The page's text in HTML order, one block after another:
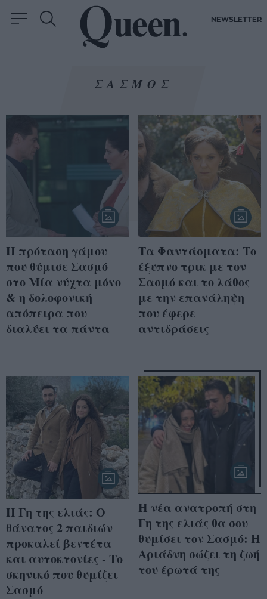
NEWSLETTER
ΣΑΣΜΟΣ
Η πρόταση γάμου
που θύμισε Σασμό
στο Μία νύχτα μόνο
& η δολοφονική
απόπειρα που
διαλύει τα πάντα
Τα Φαντάσματα: Το
έξυπνο τρικ με τον
Σασμό και το λάθος
με την επανάληψη
που έφερε
αντιδράσεις
Η Γη της ελιάς: Ο
θάνατος 2 παιδιών
προκαλεί βεντέτα
και αυτοκτονίες - Το
σκηνικό που θυμίζει
Σασμό
Η νέα ανατροπή στη
Γη της ελιάς θα σου
θυμίσει τον Σασμό: Η
Αριάδνη σώζει τη ζωή
του έρωτά της